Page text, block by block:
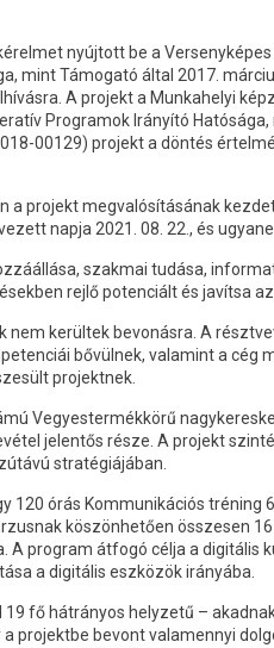
nyújtott be a
mint Támogató által 2017.
A projekt a Munkahelyi
Programok Irányító
00129) projekt a döntés
projekt megvalósításának
napja 2021. 08. 22., és
szakmai tudása,
rejlő potenciált és javítsa
nem kerültek bevonásra. A
bővülnek, valamint a
projektnek.
Vegyestermékkörű
jelentős része. A projekt
stratégiájában.
órás Kommunikációs
köszönhetően összesen
A program átfogó célja a
a digitális eszközök irányába.
fő hátrányos helyzetű –
projektbe bevont valamennyi